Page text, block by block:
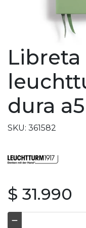
Libreta
dura
SKU: 361582
$ 31.990